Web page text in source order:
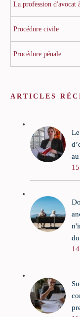
La profession d'avocat
Procédure civile
Procédure pénale
ARTICLES